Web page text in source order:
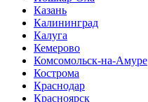
Казань
Калининград
Калуга
Кемерово
Комсомольск-на-Амуре
Кострома
Краснодар
Красноярск